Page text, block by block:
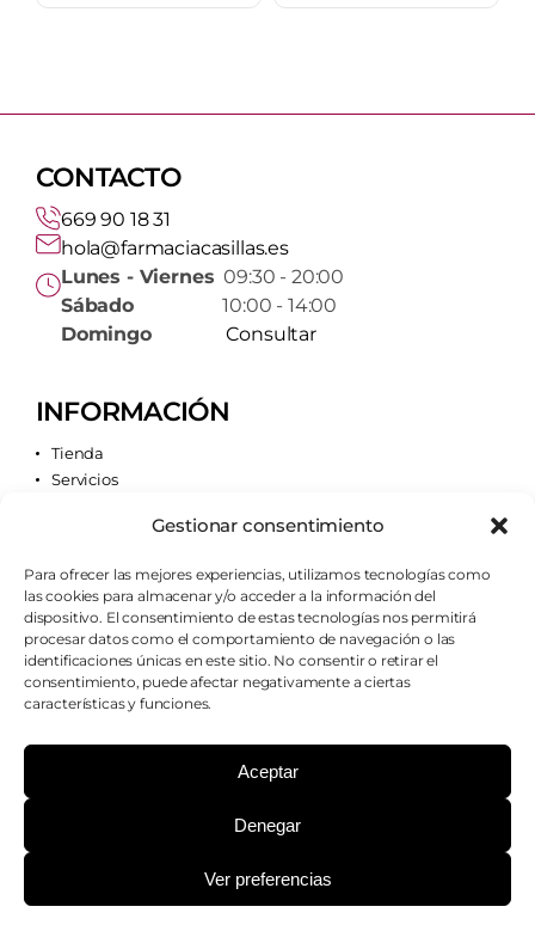
Gestionar consentimiento
Para ofrecer las mejores experiencias, utilizamos tecnologías como
las cookies para almacenar y/o acceder a la información del
dispositivo. El consentimiento de estas tecnologías nos permitirá
procesar datos como el comportamiento de navegación o las
identificaciones únicas en este sitio. No consentir o retirar el
consentimiento, puede afectar negativamente a ciertas
características y funciones.
Aceptar
Denegar
Ver preferencias
CONTACTO
669 90 18 31
hola@farmaciacasillas.es
Lunes - Viernes 09:30 - 20:00
Sábado10:00 - 14:00
Domingo
Consultar
INFORMACIÓN
Tienda
Servicios
Quiénes somos
AVISOS LEGALES
Aviso legal
Política de cookies
Política de privacidad